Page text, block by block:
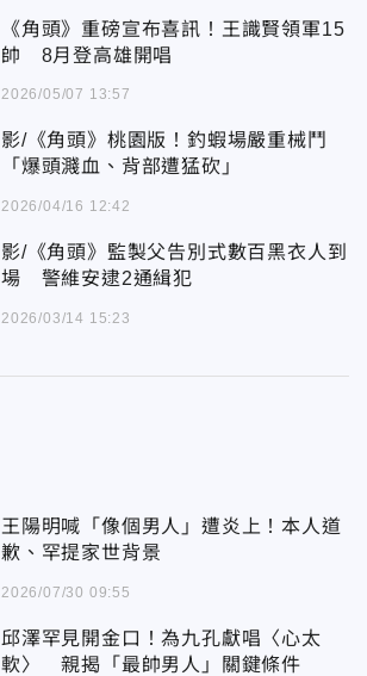
《角頭》重磅宣布喜訊！王識賢領軍15
帥 8月登高雄開唱
2026/05/07 13:57
影/《角頭》桃園版！釣蝦場嚴重械鬥
「爆頭濺血、背部遭猛砍」
2026/04/16 12:42
影/《角頭》監製父告別式數百黑衣人到
場 警維安逮2通緝犯
2026/03/14 15:23
王陽明喊「像個男人」遭炎上！本人道
歉、罕提家世背景
2026/07/30 09:55
邱澤罕見開金口！為九孔獻唱〈心太
軟〉 親揭「最帥男人」關鍵條件